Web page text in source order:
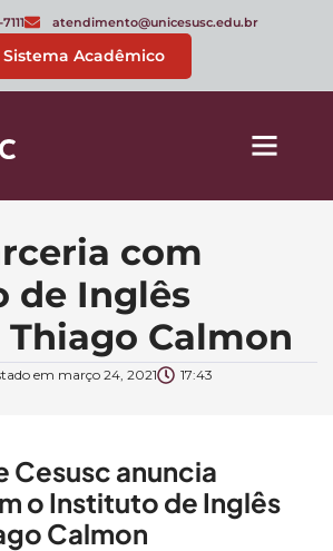
atendimento@unicesusc.edu.br
Sistema Acadêmico
com
de Inglês
Calmon
em março 24, 2021 17:43
Cesusc anuncia
o Instituto de Inglês
Calmon